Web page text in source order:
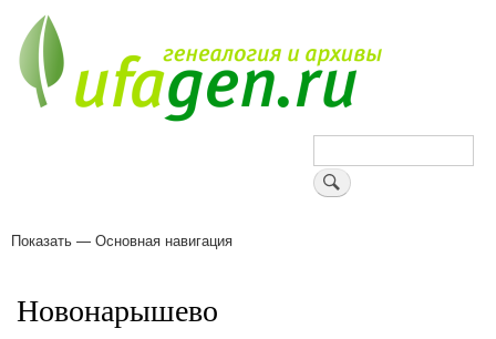
основному
содержанию
Поиск
Основная
Показать — Основная навигация
Новонарышево